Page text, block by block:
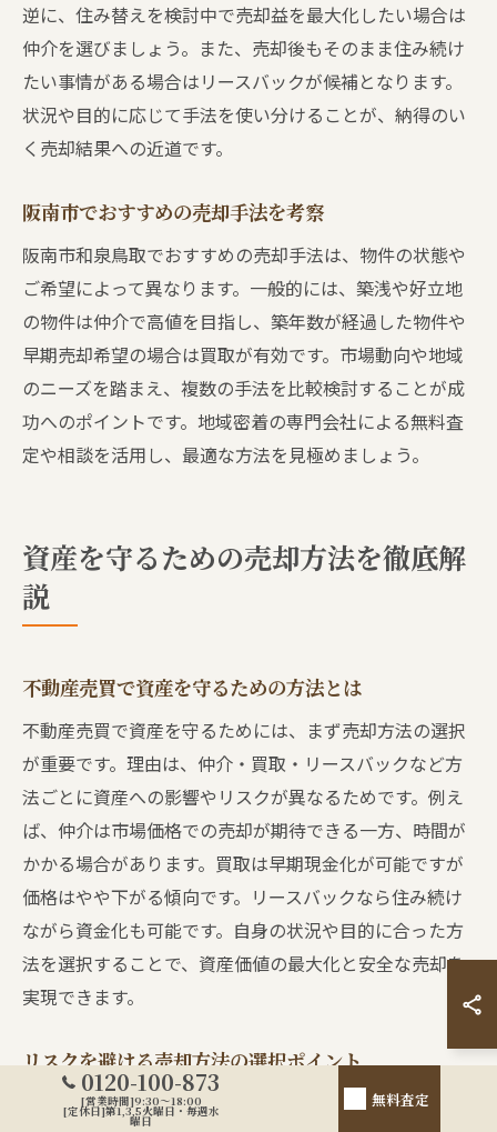
逆に、住み替えを検討中で売却益を最大化したい場合は
仲介を選びましょう。また、売却後もそのまま住み続け
たい事情がある場合はリースバックが候補となります。
状況や目的に応じて手法を使い分けることが、納得のい
く売却結果への近道です。
阪南市でおすすめの売却手法を考察
阪南市和泉鳥取でおすすめの売却手法は、物件の状態や
ご希望によって異なります。一般的には、築浅や好立地
の物件は仲介で高値を目指し、築年数が経過した物件や
早期売却希望の場合は買取が有効です。市場動向や地域
のニーズを踏まえ、複数の手法を比較検討することが成
功へのポイントです。地域密着の専門会社による無料査
定や相談を活用し、最適な方法を見極めましょう。
資産を守るための売却方法を徹底解
説
不動産売買で資産を守るための方法とは
不動産売買で資産を守るためには、まず売却方法の選択
が重要です。理由は、仲介・買取・リースバックなど方
法ごとに資産への影響やリスクが異なるためです。例え
ば、仲介は市場価格での売却が期待できる一方、時間が
かかる場合があります。買取は早期現金化が可能ですが
価格はやや下がる傾向です。リースバックなら住み続け
ながら資金化も可能です。自身の状況や目的に合った方
法を選択することで、資産価値の最大化と安全な売却を
実現できます。
リスクを避ける売却方法の選択ポイント
リスクを避けるためには、売却方法ごとの特徴と地域特
0120-100-873
[営業時間]9:30～18:00
[定休日]第1,3,5火曜日・毎週水
曜日
無料査定